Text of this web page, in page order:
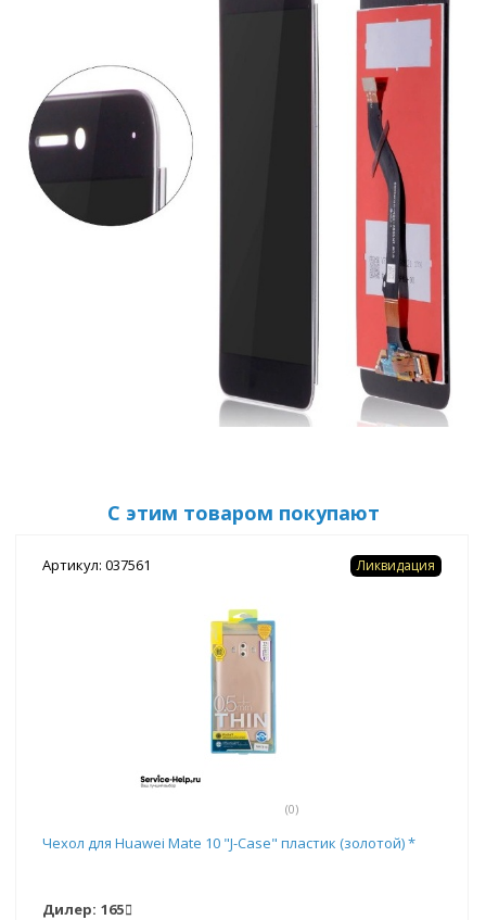
С этим товаром покупают
Артикул: 037561
(0)
Ликвидация
Чехол для Huawei Mate 10 "J-Case" пластик (золотой) *
Дилер: 165